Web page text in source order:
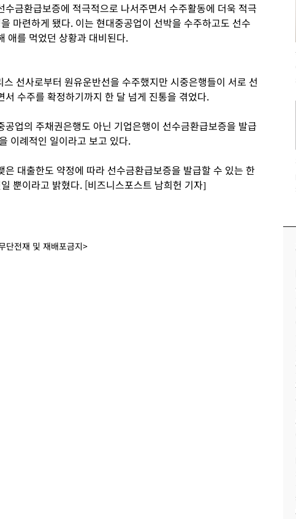
수금환급보증에 적극적으로 나서주면서 수주활동에 더욱 적극
마련하게 됐다. 이는 현대중공업이 선박을 수주하고도 선수
애를 먹었던 상황과 대비된다.
선사로부터 원유운반선을 수주했지만 시중은행들이 서로 선
서 수주를 확정하기까지 한 달 넘게 진통을 겪었다.
공업의 주채권은행도 아닌 기업은행이 선수금환급보증을 발급
이례적인 일이라고 보고 있다.
은 대출한도 약정에 따라 선수금환급보증을 발급할 수 있는 한
뿐이라고 밝혔다. [비즈니스포스트 남희헌 기자]
단전재 및 재배포금지>